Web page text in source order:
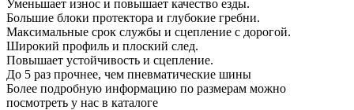
Уменьшает износ и повышает качество езды.
Большие блоки протектора и глубокие гребни.
Максимальные срок службы и сцепление с дорогой.
Широкий профиль и плоский след.
Повышает устойчивость и сцепление.
До 5 раз прочнее, чем пневматические шины
Более подробную информацию по размерам можно
посмотреть у нас в каталоге